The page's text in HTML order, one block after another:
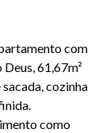
com
61,67m²
cozinha
como